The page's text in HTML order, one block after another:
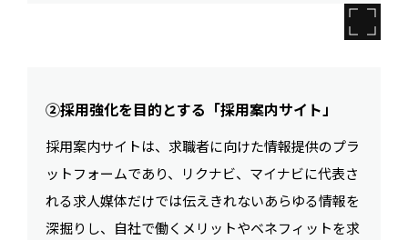
②採用強化を目的とする「採用案内サイト」
採用案内サイトは、求職者に向けた情報提供のプラ
ットフォームであり、リクナビ、マイナビに代表さ
れる求人媒体だけでは伝えきれないあらゆる情報を
深掘りし、自社で働くメリットやベネフィットを求